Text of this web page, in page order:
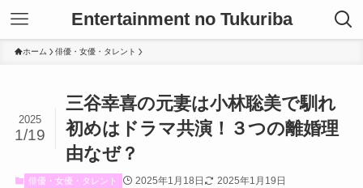
Entertainment no Tukuriba
ホーム 俳優・女優・タレント
三谷幸喜の元妻は小林聡美で馴れ
初めはドラマ共演！３つの離婚理
由なぜ？
2025
1/19
俳優・女優・タレント 2025年1月18日 2025年1月19日